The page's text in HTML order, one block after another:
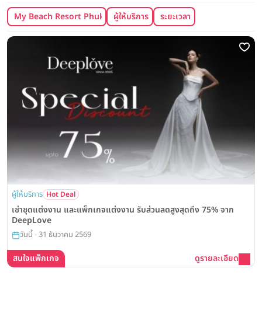
My Beach Resort Phuket ผู้ให้บริการ ระยะเวลา
ผู้ให้บริการ Hot Deal
เช่าชุดแต่งงาน และแพ็กเกจแต่งงาน รับส่วนลดสูงสุดถึง 75% จาก
DeepLove
วันนี้ - 31 ธันวาคม 2569
สนใจแพ็กเกจ ดูรายละเอียด